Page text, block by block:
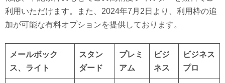
利用いただけます。また、2024年7月2日より、利用枠の追
加が可能な有料オプションを提供しております。
メールボック
ス、ライト
スタン
ダード
プレミ
アム
ビジ
ネス
ビジネス
プロ